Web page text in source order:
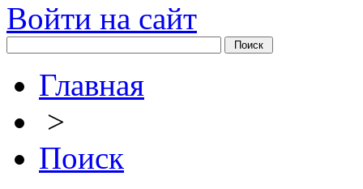
Войти на сайт
Главная
>
Поиск